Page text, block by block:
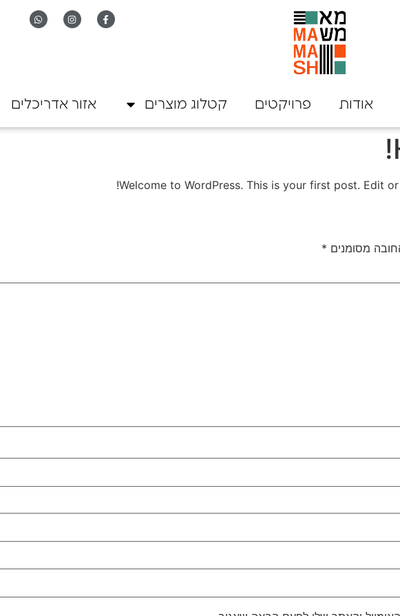
אודות פרויקטים קטלוג מוצרים אזור אדריכלים
Welcome to WordPress. This is your first post. Edit
מסומנים *